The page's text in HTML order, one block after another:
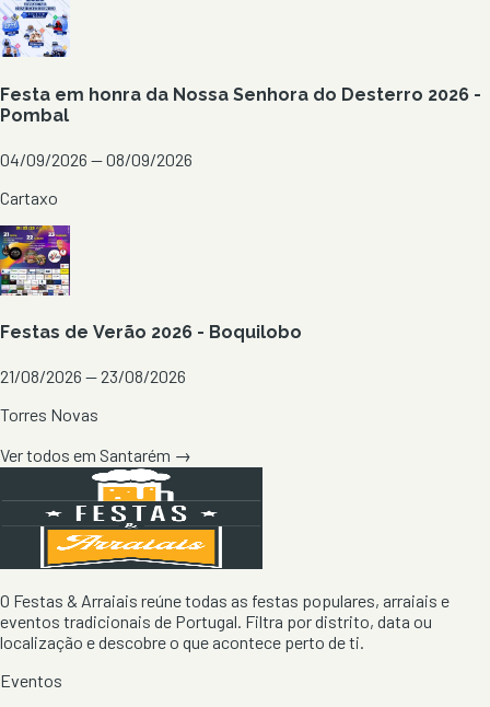
Festa em honra da Nossa Senhora do Desterro 2026 -
Pombal
04/09/2026 — 08/09/2026
Cartaxo
Festas de Verão 2026 - Boquilobo
21/08/2026 — 23/08/2026
Torres Novas
Ver todos em Santarém →
O Festas & Arraiais reúne todas as festas populares, arraiais e
eventos tradicionais de Portugal. Filtra por distrito, data ou
localização e descobre o que acontece perto de ti.
Eventos